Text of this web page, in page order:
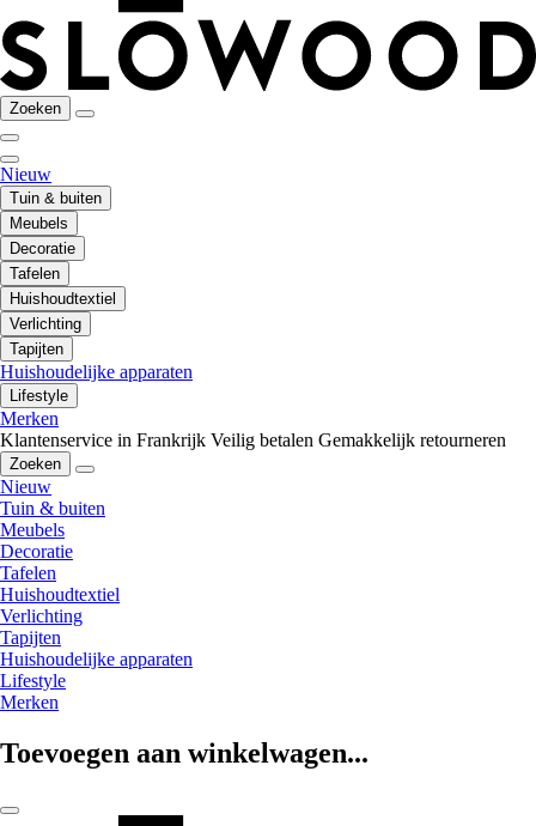
Zoeken
Nieuw
Tuin & buiten
Meubels
Decoratie
Tafelen
Huishoudtextiel
Verlichting
Tapijten
Huishoudelijke apparaten
Lifestyle
Merken
Klantenservice in Frankrijk Veilig betalen Gemakkelijk retourneren
Zoeken
Nieuw
Tuin & buiten
Meubels
Decoratie
Tafelen
Huishoudtextiel
Verlichting
Tapijten
Huishoudelijke apparaten
Lifestyle
Merken
Toevoegen aan winkelwagen...